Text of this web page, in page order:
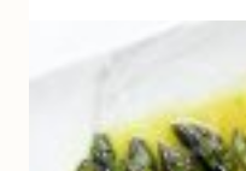
GREC,
AMANDES
&
FRUITS